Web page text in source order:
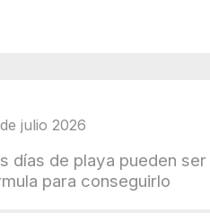
julio 2026
días de playa pueden
para conseguirlo